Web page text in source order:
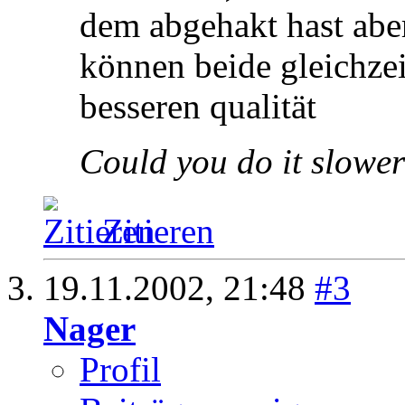
dem abgehakt hast
können beide
besseren qualität
Could you do it
Zitieren
19.11.2002, 21:48 #3
Nager
Profil